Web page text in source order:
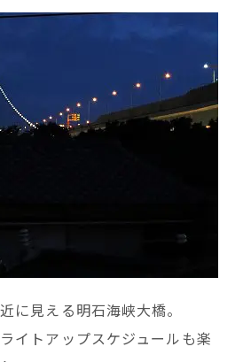
に見える明石海峡大橋。
イトアップスケジュールも楽